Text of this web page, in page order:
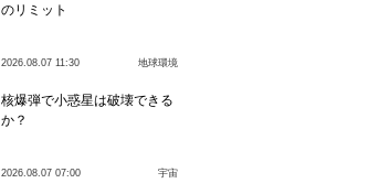
のリミット
2026.08.07 11:30 地球環境
核爆弾で小惑星は破壊できる
か？
2026.08.07 07:00 宇宙